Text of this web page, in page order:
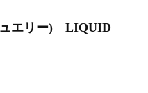
ュエリー) LIQUID